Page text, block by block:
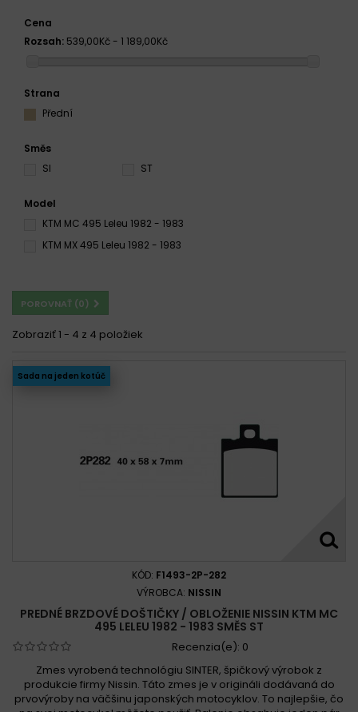
Cena
Rozsah: 539,00Kč - 1 189,00Kč
Strana
Přední
Směs
SI
ST
Model
KTM MC 495 Leleu 1982 - 1983
KTM MX 495 Leleu 1982 - 1983
POROVNAŤ (0)
Zobraziť 1 - 4 z 4 položiek
Sada na jeden kotúč
KÓD: F1493-2P-282
VÝROBCA: NISSIN
PREDNÉ BRZDOVÉ DOŠTIČKY / OBLOŽENIE NISSIN KTM MC
495 LELEU 1982 - 1983 SMĚS ST
Recenzia(e): 0
Zmes vyrobená technológiu SINTER, špičkový výrobok z
produkcie firmy Nissin. Táto zmes je v origináli dodávaná do
prvovýroby na väčšinu japonských motocyklov. To najlepšie, čo